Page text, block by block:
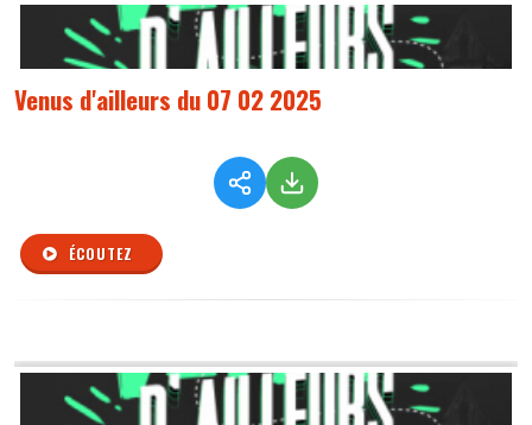
Venus d'ailleurs du 07 02 2025
ÉCOUTEZ